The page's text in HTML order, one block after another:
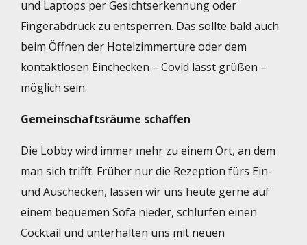
und Laptops per Gesichtserkennung oder
Fingerabdruck zu entsperren. Das sollte bald auch
beim Öffnen der Hotelzimmertüre oder dem
kontaktlosen Einchecken – Covid lässt grüßen –
möglich sein.
Gemeinschaftsräume schaffen
Die Lobby wird immer mehr zu einem Ort, an dem
man sich trifft. Früher nur die Rezeption fürs Ein-
und Auschecken, lassen wir uns heute gerne auf
einem bequemen Sofa nieder, schlürfen einen
Cocktail und unterhalten uns mit neuen